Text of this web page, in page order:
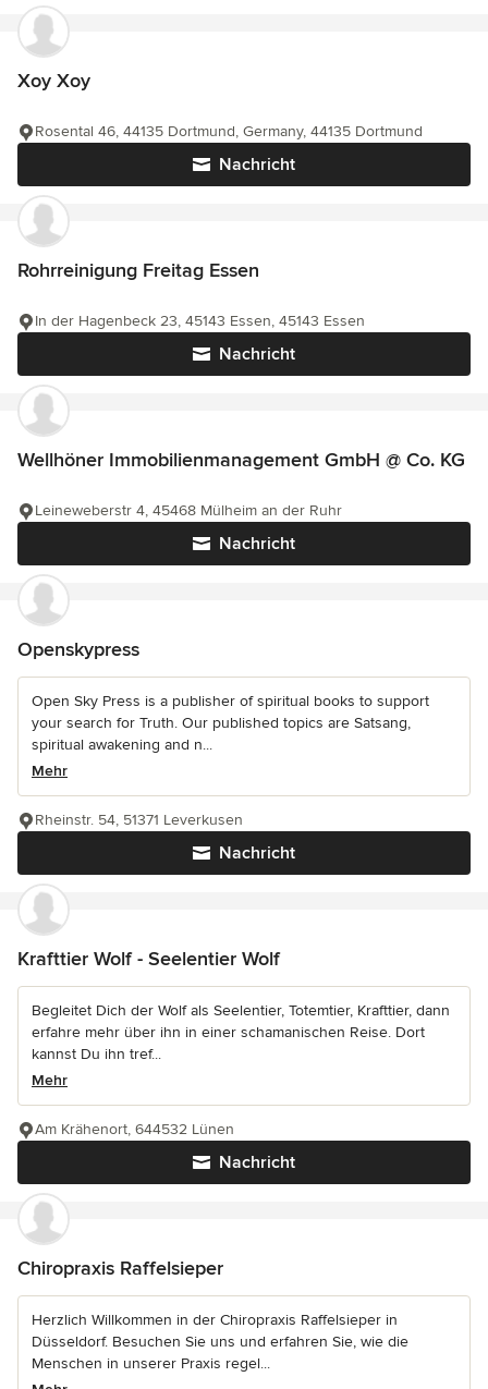
Xoy Xoy
Nachricht
Rosental 46, 44135 Dortmund, Germany, 44135 Dortmund
Rohrreinigung Freitag Essen
Nachricht
In der Hagenbeck 23, 45143 Essen, 45143 Essen
Wellhöner Immobilienmanagement GmbH @ Co. KG
Nachricht
Leineweberstr 4, 45468 Mülheim an der Ruhr
Openskypress
Open Sky Press is a publisher of spiritual books to support
your search for Truth. Our published topics are Satsang,
spiritual awakening and n...
Mehr
Nachricht
Rheinstr. 54, 51371 Leverkusen
Krafttier Wolf - Seelentier Wolf
Begleitet Dich der Wolf als Seelentier, Totemtier, Krafttier, dann
erfahre mehr über ihn in einer schamanischen Reise. Dort
kannst Du ihn tref...
Mehr
Nachricht
Am Krähenort, 644532 Lünen
Chiropraxis Raffelsieper
Herzlich Willkommen in der Chiropraxis Raffelsieper in
Düsseldorf. Besuchen Sie uns und erfahren Sie, wie die
Menschen in unserer Praxis regel...